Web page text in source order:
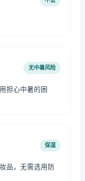
无中暑风险
担心中暑的困
保湿
品，无需选用防